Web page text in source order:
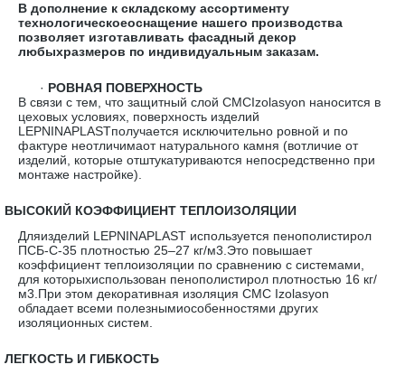
В дополнение к складскому ассортименту
технологическоеоснащение нашего производства
позволяет изготавливать фасадный декор
любыхразмеров по индивидуальным заказам.
· РОВНАЯ ПОВЕРХНОСТЬ
В связи с тем, что защитный слой CMCIzolasyon наносится в
цеховых условиях, поверхность изделий
LEPNINAPLASTполучается исключительно ровной и по
фактуре неотличимаот натурального камня (вотличие от
изделий, которые отштукатуриваются непосредственно при
монтаже настройке).
ВЫСОКИЙ КОЭФФИЦИЕНТ ТЕПЛОИЗОЛЯЦИИ
Дляизделий LEPNINAPLAST используется пенополистирол
ПСБ-С-35 плотностью 25–27 кг/м3.Это повышает
коэффициент теплоизоляции по сравнению с системами,
для которыхиспользован пенополистирол плотностью 16 кг/
м3.При этом декоративная изоляция CMC Izolasyon
обладает всеми полезнымиособенностями других
изоляционных систем.
ЛЕГКОСТЬ И ГИБКОСТЬ